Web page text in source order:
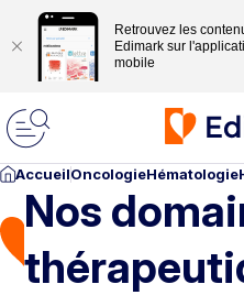
Retrouvez les
Edimark sur
mobile
AccueilOncologieHématologie
Nos